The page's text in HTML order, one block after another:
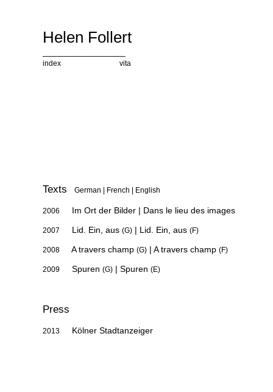
Texts German | French | English
2006 Im Ort der Bilder | Dans le lieu des images
2007 Lid. Ein, aus (G) | Lid. Ein, aus (F)
2008 A travers champ (G) | A travers champ (F)
2009 Spuren (G) | Spuren (E)
Press
2013 Kölner Stadtanzeiger
Helen Follert
index vita